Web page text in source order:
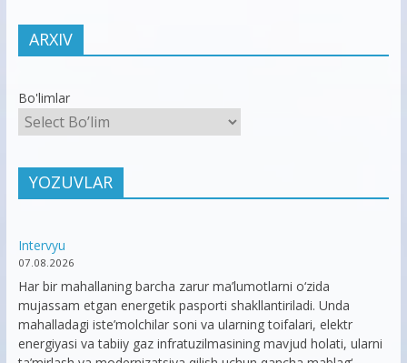
ARXIV
Bo'limlar
YOZUVLAR
Intervyu
07.08.2026
Har bir mahallaning barcha zarur ma’lumotlarni o‘zida
mujassam etgan energetik pasporti shakllantiriladi. Unda
mahalladagi iste’molchilar soni va ularning toifalari, elektr
energiyasi va tabiiy gaz infratuzilmasining mavjud holati, ularni